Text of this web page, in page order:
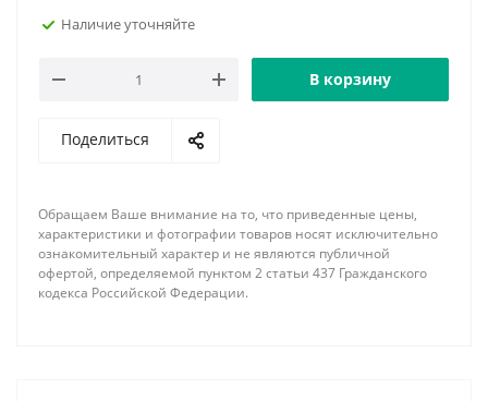
Наличие уточняйте
В корзину
Поделиться
Обращаем Ваше внимание на то, что приведенные цены,
характеристики и фотографии товаров носят исключительно
ознакомительный характер и не являются публичной
офертой, определяемой пунктом 2 статьи 437 Гражданского
кодекса Российской Федерации.